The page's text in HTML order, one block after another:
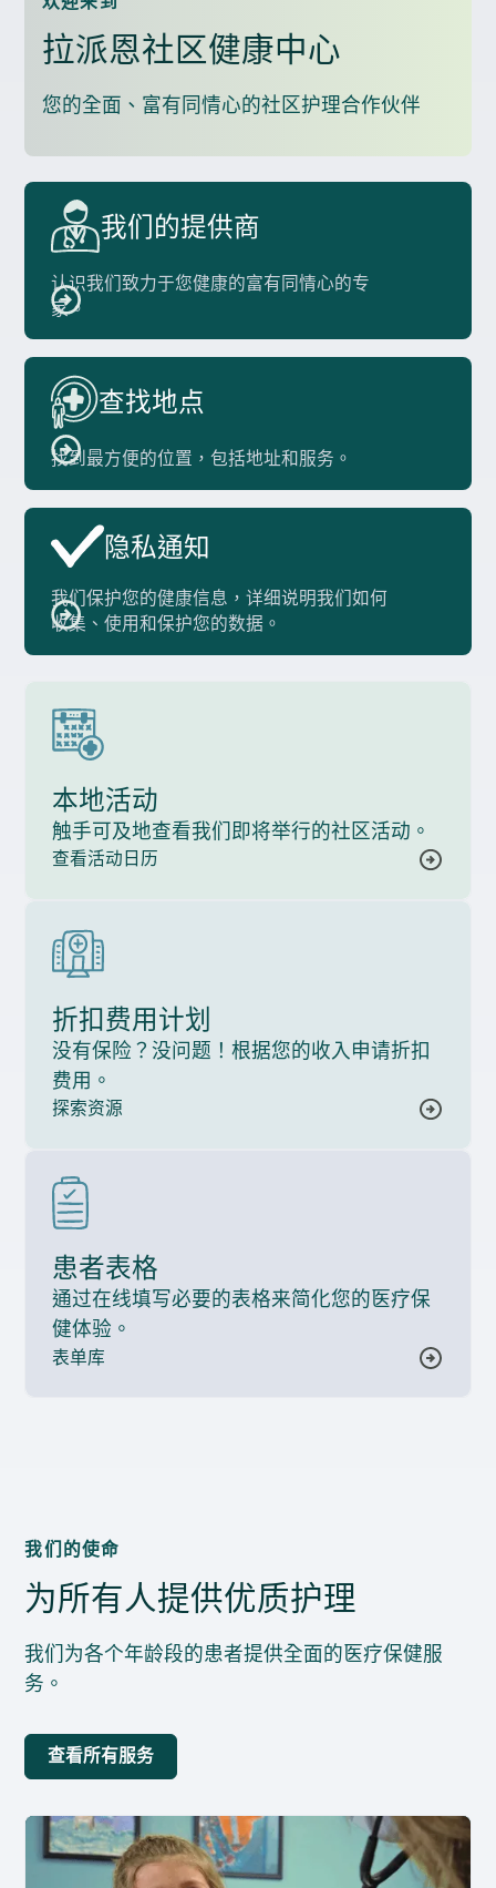
拉派恩社区健康中心
您的全面、富有同情心的社区护理合作伙伴
我们的提供商
认识我们致力于您健康的富有同情心的专
家。
查找地点
找到最方便的位置，包括地址和服务。
隐私通知
我们保护您的健康信息，详细说明我们如何
收集、使用和保护您的数据。
本地活动
触手可及地查看我们即将举行的社区活动。
查看活动日历
折扣费用计划
没有保险？没问题！根据您的收入申请折扣
费用。
探索资源
患者表格
通过在线填写必要的表格来简化您的医疗保
健体验。
表单库
我们的使命
为所有人提供优质护理
我们为各个年龄段的患者提供全面的医疗保健服
务。
查看所有服务